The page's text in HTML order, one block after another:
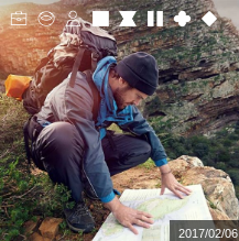
2017/02/06